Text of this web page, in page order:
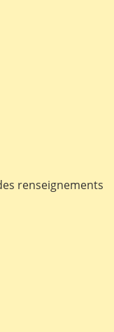
renseignements